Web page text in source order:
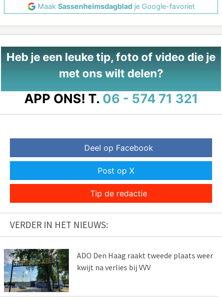
Maak Sassenheimsdagbladje Google-favoriet
Heb je een leuke tip, foto of video die je
met ons wilt delen?
APP ONS! T. 06 - 574 71 321
Deel op Facebook
Post op X
Tip de redactie
VERDER IN HET NIEUWS:
ADO Den Haag raakt tweede plaats weer
kwijt na verlies bij VVV